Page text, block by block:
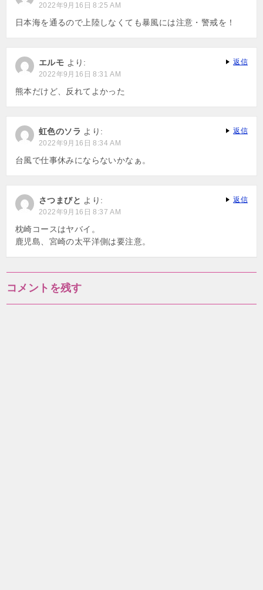
2022年9月16日 8:25 AM
日本海を通るので上陸しなくても暴風には注意・警戒を！
エルモ より:
2022年9月16日 8:31 AM
熊本だけど、反れてよかった
返信
虹色のソラ より:
2022年9月16日 8:34 AM
台風で仕事休みにならないかなぁ。
返信
さつまびと より:
2022年9月16日 8:37 AM
枕崎コースはヤバイ。
鹿児島、宮崎の太平洋側は要注意。
返信
コメントを残す